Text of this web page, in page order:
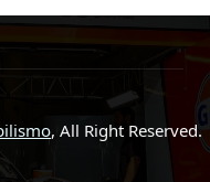
, All Right Reserved.